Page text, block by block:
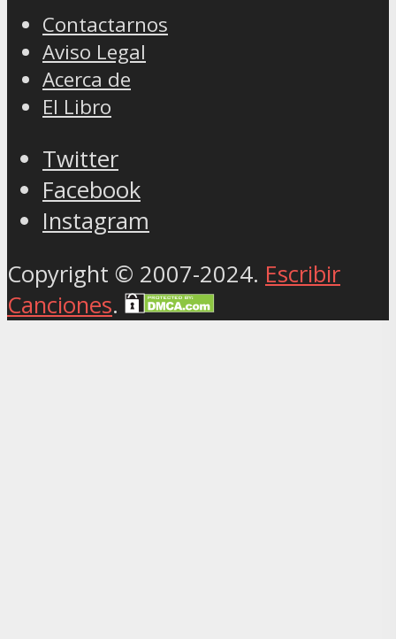
Contactarnos
Aviso Legal
Acerca de
El Libro
Twitter
Facebook
Instagram
Copyright © 2007-2024. Escribir
Canciones.